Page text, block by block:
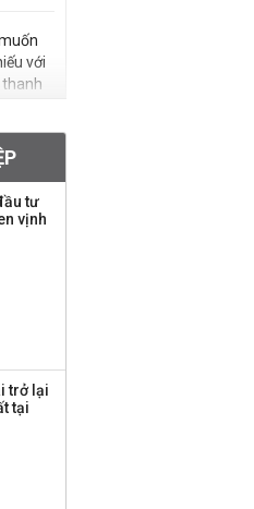
với
thanh
thấy
phiếu
lãi
tư
vịnh
trở lại
tại